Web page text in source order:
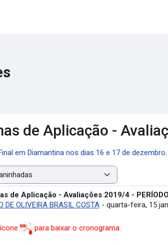
de Aplicação -
em Diamantina nos dias 16 e 17 de dezembro.
de Aplicação - Avaliações 2019/4 -
DE OLIVEIRA BRASIL COSTA- quarta-feira, 15
0
para baixar o cronograma.